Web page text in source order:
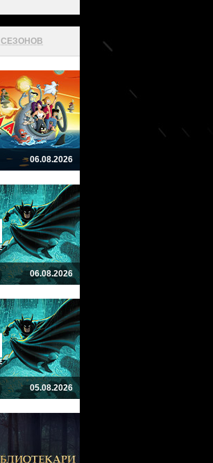
СЕЗОНОВ
06.08.2026
06.08.2026
05.08.2026